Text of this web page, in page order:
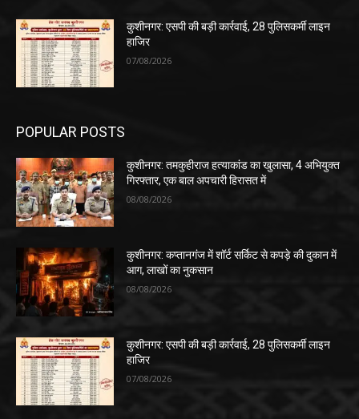
कुशीनगर: एसपी की बड़ी कार्रवाई, 28 पुलिसकर्मी लाइन
हाजिर
07/08/2026
POPULAR POSTS
कुशीनगर: तमकुहीराज हत्याकांड का खुलासा, 4 अभियुक्त
गिरफ्तार, एक बाल अपचारी हिरासत में
08/08/2026
कुशीनगर: कप्तानगंज में शॉर्ट सर्किट से कपड़े की दुकान में
आग, लाखों का नुकसान
08/08/2026
कुशीनगर: एसपी की बड़ी कार्रवाई, 28 पुलिसकर्मी लाइन
हाजिर
07/08/2026